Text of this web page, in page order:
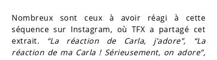
Nombreux sont ceux à avoir réagi à cette
séquence sur Instagram, où TFX a partagé cet
extrait. “La réaction de Carla, j’adore”, “La
réaction de ma Carla ! Sérieusement, on adore”,